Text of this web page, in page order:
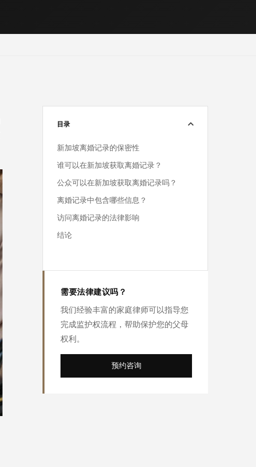
目录
新加坡离婚记录的保密性
谁可以在新加坡获取离婚记录？
公众可以在新加坡获取离婚记录吗？
离婚记录中包含哪些信息？
访问离婚记录的法律影响
结论
需要法律建议吗？
我们经验丰富的家庭律师可以指导您
完成监护权流程，帮助保护您的父母
权利。
预约咨询